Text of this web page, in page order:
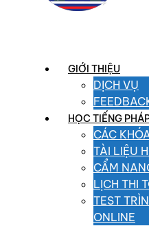
GIỚI THIỆU
DỊCH VỤ
HỌC TIẾNG
CÁC
TÀI LIỆU
CẨM
LỊCH THI
TEST
ONLINE